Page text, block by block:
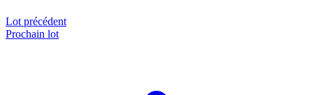
Lot précédent
Prochain lot